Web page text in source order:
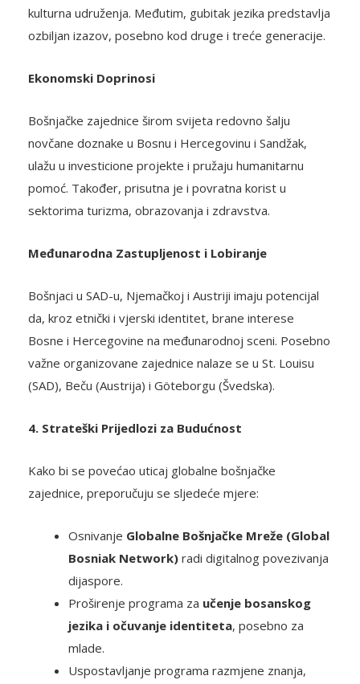
kulturna udruženja. Međutim, gubitak jezika predstavlja
ozbiljan izazov, posebno kod druge i treće generacije.
Ekonomski Doprinosi
Bošnjačke zajednice širom svijeta redovno šalju
novčane doznake u Bosnu i Hercegovinu i Sandžak,
ulažu u investicione projekte i pružaju humanitarnu
pomoć. Također, prisutna je i povratna korist u
sektorima turizma, obrazovanja i zdravstva.
Međunarodna Zastupljenost i Lobiranje
Bošnjaci u SAD-u, Njemačkoj i Austriji imaju potencijal
da, kroz etnički i vjerski identitet, brane interese
Bosne i Hercegovine na međunarodnoj sceni. Posebno
važne organizovane zajednice nalaze se u St. Louisu
(SAD), Beču (Austrija) i Göteborgu (Švedska).
4. Strateški Prijedlozi za Budućnost
Kako bi se povećao uticaj globalne bošnjačke
zajednice, preporučuju se sljedeće mjere:
Osnivanje Globalne Bošnjačke Mreže (Global
Bosniak Network) radi digitalnog povezivanja
dijaspore.
Proširenje programa za učenje bosanskog
jezika i očuvanje identiteta, posebno za
mlade.
Uspostavljanje programa razmjene znanja,